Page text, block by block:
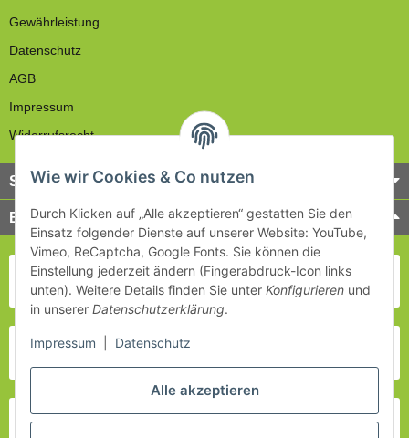
Gewährleistung
Datenschutz
AGB
Impressum
Widerrufsrecht
Service
Bezahlung & Versand
Alle akzeptieren
Wie wir Cookies & Co nutzen
Durch Klicken auf „Alle akzeptieren“ gestatten Sie den
Einsatz folgender Dienste auf unserer Website: YouTube,
Vimeo, ReCaptcha, Google Fonts. Sie können die
Einstellung jederzeit ändern (Fingerabdruck-Icon links
unten). Weitere Details finden Sie unter Konfigurieren und
in unserer Datenschutzerklärung.
Impressum Datenschutz